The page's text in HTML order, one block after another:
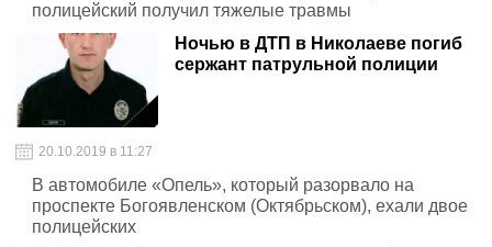
полицейский получил тяжелые травмы
Ночью в ДТП в Николаеве погиб
сержант патрульной полиции
20.10.2019 в 11:27
В автомобиле «Опель», который разорвало на
проспекте Богоявленском (Октябрьском), ехали двое
полицейских